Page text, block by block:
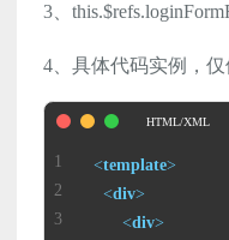
3、
4、具体代码实例，
<template>
<div>
<div>